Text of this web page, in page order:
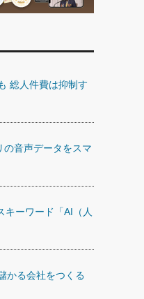
総人件費は抑制す
の音声データをスマ
キーワード「AI（人
かる会社をつくる